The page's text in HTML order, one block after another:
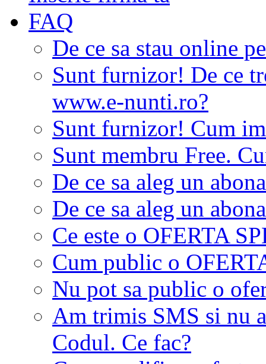
FAQ
De ce sa stau online
Sunt furnizor! De ce
www.e-nunti.ro?
Sunt furnizor! Cum
Sunt membru Free.
De ce sa aleg un
De ce sa aleg un
Ce este o OFERTA
Cum public o
Nu pot sa public o
Am trimis SMS si nu
Codul. Ce fac?